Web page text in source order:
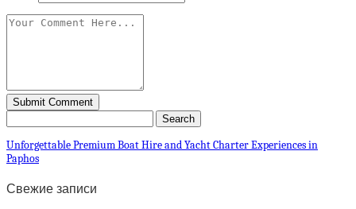
Unforgettable Premium Boat Hire and Yacht Charter Experiences in
Paphos
Свежие записи